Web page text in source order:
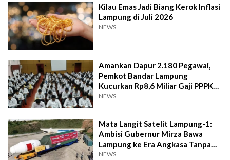
Kilau Emas Jadi Biang Kerok Inflasi
Lampung di Juli 2026
NEWS
Amankan Dapur 2.180 Pegawai,
Pemkot Bandar Lampung
Kucurkan Rp8,6 Miliar Gaji PPPK
Tiap Bulan
NEWS
Mata Langit Satelit Lampung-1:
Ambisi Gubernur Mirza Bawa
Lampung ke Era Angkasa Tanpa
APBD
NEWS